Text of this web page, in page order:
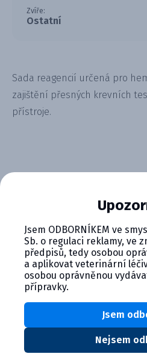
Zvíře:
Ostatní
Sada reagencií určená pro
zajištění přesných krevních
přístroje.
CYMEDICA PLUS:
SE VYPLÁCÍ
Staňte se členem
Cymedica Plus a získejte
vaši veterinární praxi.
Výhody členství v
Plus:
Exkluzivní produkty a
Jedinečné bonusy
Speciální akce,
Jsem ODBORNÍKEM ve
Sb. o regulaci reklamy, ve
předpisů, tedy osobou
a aplikovat veterinární
osobou oprávněnou
přípravky.
Nejsem
Jsem